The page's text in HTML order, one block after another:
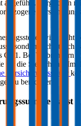
abgeführt. Verglichen
wird nicht
sondern richtet sich
GT1 . Bei Verbrennern
für die Steuerhöhe. Im
Versicherungssteuer
genau berechnen.
passt